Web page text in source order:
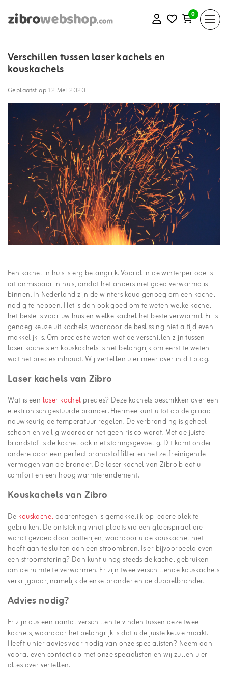
0
Verschillen tussen laser kachels en
kouskachels
Geplaatst op12 Mei 2020
Een kachel in huis is erg belangrijk. Vooral in de winterperiode is
dit onmisbaar in huis, omdat het anders niet goed verwarmd is
binnen. In Nederland zijn de winters koud genoeg om een kachel
nodig te hebben. Het is dan ook goed om te weten welke kachel
het beste is voor uw huis en welke kachel het beste verwarmd. Er is
genoeg keuze uit kachels, waardoor de beslissing niet altijd even
makkelijk is. Om precies te weten wat de verschillen zijn tussen
laser kachels en kouskachels is het belangrijk om eerst te weten
wat het precies inhoudt. Wij vertellen u er meer over in dit blog.
Laser kachels van Zibro
Wat is een laser kachel precies? Deze kachels beschikken over een
elektronisch gestuurde brander. Hiermee kunt u tot op de graad
nauwkeurig de temperatuur regelen. De verbranding is geheel
schoon en veilig waardoor het geen risico wordt. Met de juiste
brandstof is de kachel ook niet storingsgevoelig. Dit komt onder
andere door een perfect brandstoffilter en het zelfreinigende
vermogen van de brander. De laser kachel van Zibro biedt u
comfort en een hoog warmterendement.
Kouskachels van Zibro
De kouskacheldaarentegen is gemakkelijk op iedere plek te
gebruiken. De ontsteking vindt plaats via een gloeispiraal die
wordt gevoed door batterijen, waardoor u de kouskachel niet
hoeft aan te sluiten aan een stroombron. Is er bijvoorbeeld even
een stroomstoring? Dan kunt u nog steeds de kachel gebruiken
om de ruimte te verwarmen. Er zijn twee verschillende kouskachels
verkrijgbaar, namelijk de enkelbrander en de dubbelbrander.
Advies nodig?
Er zijn dus een aantal verschillen te vinden tussen deze twee
kachels, waardoor het belangrijk is dat u de juiste keuze maakt.
Heeft u hier advies voor nodig van onze specialisten? Neem dan
vooral even contact op met onze specialisten en wij zullen u er
alles over vertellen.